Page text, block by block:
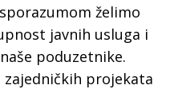
želimo
javnih usluga i
poduzetnike.
zajedničkih projekata